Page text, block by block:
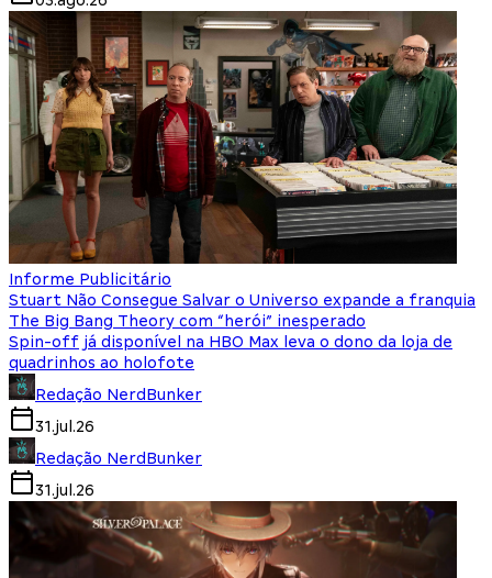
Informe Publicitário
Stuart Não Consegue Salvar o Universo expande a franquia
The Big Bang Theory com “herói” inesperado
Spin-off já disponível na HBO Max leva o dono da loja de
quadrinhos ao holofote
Redação NerdBunker
31.jul.26
Redação NerdBunker
31.jul.26